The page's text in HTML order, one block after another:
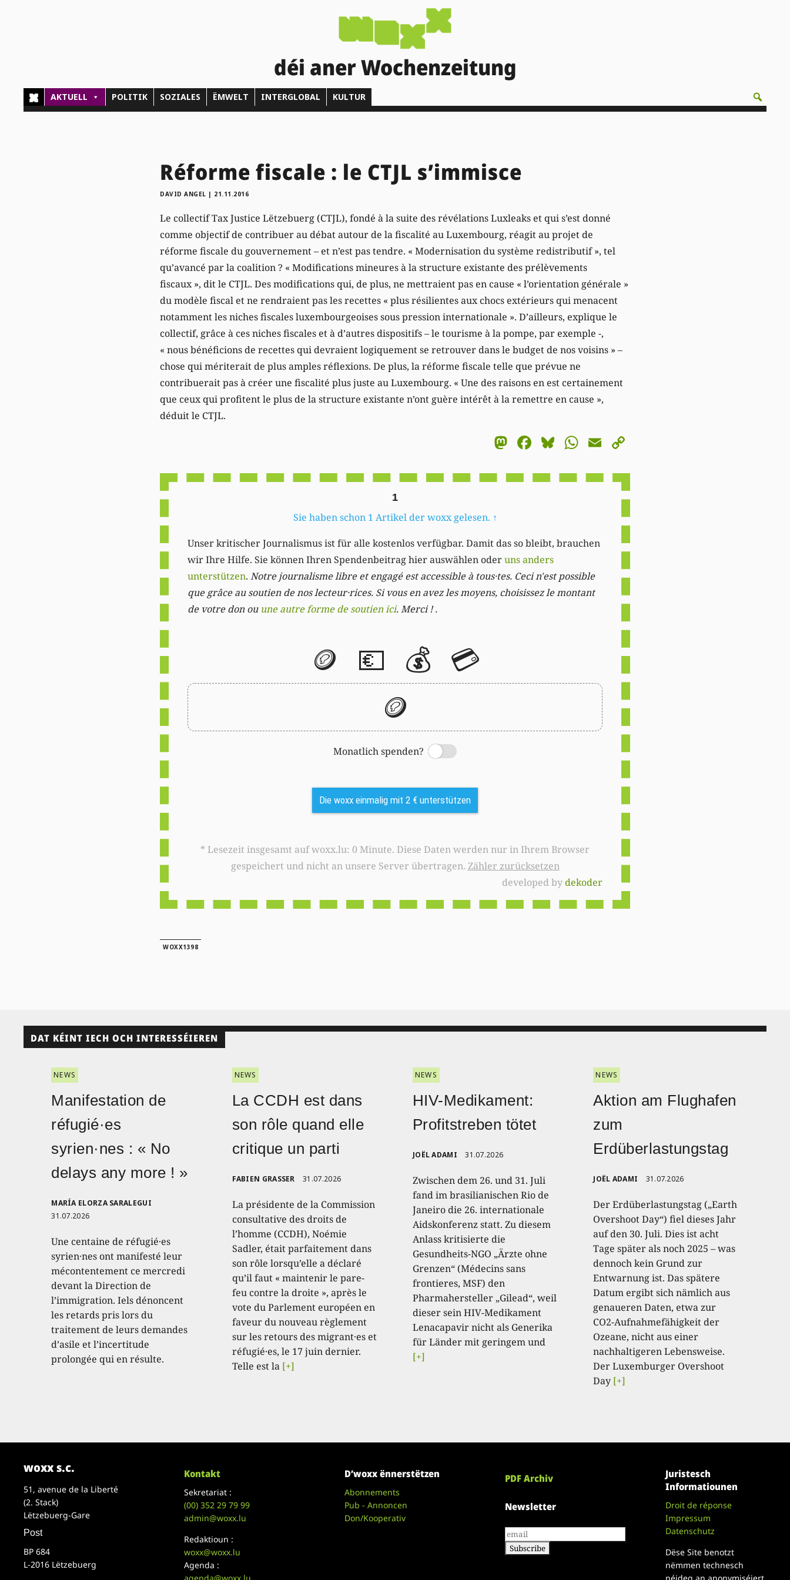
déi aner Wochenzeitung
AKTUELL POLITIK SOZIALES ËMWELT INTERGLOBAL KULTUR
Réforme fiscale : le CTJL s’immisce
DAVID ANGEL | 21.11.2016
Le collectif Tax Justice Lëtzebuerg (CTJL), fondé à la suite des révélations Luxleaks et qui s’est donné
comme objectif de contribuer au débat autour de la fiscalité au Luxembourg, réagit au projet de
réforme fiscale du gouvernement – et n’est pas tendre. « Modernisation du système redistributif », tel
qu’avancé par la coalition ? « Modifications mineures à la structure existante des prélèvements
fiscaux », dit le CTJL. Des modifications qui, de plus, ne mettraient pas en cause « l’orientation générale »
du modèle fiscal et ne rendraient pas les recettes « plus résilientes aux chocs extérieurs qui menacent
notamment les niches fiscales luxembourgeoises sous pression internationale ». D’ailleurs, explique le
collectif, grâce à ces niches fiscales et à d’autres dispositifs – le tourisme à la pompe, par exemple -,
« nous bénéficions de recettes qui devraient logiquement se retrouver dans le budget de nos voisins » –
chose qui mériterait de plus amples réflexions. De plus, la réforme fiscale telle que prévue ne
contribuerait pas à créer une fiscalité plus juste au Luxembourg. « Une des raisons en est certainement
que ceux qui profitent le plus de la structure existante n’ont guère intérêt à la remettre en cause »,
déduit le CTJL.
Mastodon
Facebook
Bluesky
WhatsApp
Email
1
Sie haben schon 1 Artikel der woxx gelesen. ↑
Unser kritischer Journalismus ist für alle kostenlos verfügbar. Damit das so bleibt, brauchen
wir Ihre Hilfe. Sie können Ihren Spendenbeitrag hier auswählen oderuns anders
unterstützen. Notre journalisme libre et engagé est accessible à tous·tes. Ceci n'est possible
que grâce au soutien de nos lecteur·rices. Si vous en avez les moyens, choisissez le montant
de votre don ou une autre forme de soutien ici. Merci ! .
🪙 💶 💰 💳
🪙
Monatlich spenden?
Switch
Die woxx einmalig mit 2 € unterstützen
* Lesezeit insgesamt auf woxx.lu: 0 Minute. Diese Daten werden nur in Ihrem Browser
gespeichert und nicht an unsere Server übertragen. Zähler zurücksetzen
developed bydekoder
WOXX1398
DAT KÉINT IECH OCH INTERESSÉIEREN
NEWS
Manifestation de
réfugié·es
syrien·nes : « No
delays any more ! »
MARÍA ELORZA SARALEGUI
31.07.2026
Une centaine de réfugié·es
syrien·nes ont manifesté leur
mécontentement ce mercredi
devant la Direction de
l’immigration. Iels dénoncent
les retards pris lors du
traitement de leurs demandes
d’asile et l’incertitude
prolongée qui en résulte.
NEWS
La CCDH est dans
son rôle quand elle
critique un parti
FABIEN GRASSER 31.07.2026
La présidente de la Commission
consultative des droits de
l’homme (CCDH), Noémie
Sadler, était parfaitement dans
son rôle lorsqu’elle a déclaré
qu’il faut « maintenir le pare-
feu contre la droite », après le
vote du Parlement européen en
faveur du nouveau règlement
sur les retours des migrant·es et
réfugié·es, le 17 juin dernier.
Telle est la [+]
NEWS
HIV-Medikament:
Profitstreben tötet
JOËL ADAMI 31.07.2026
Zwischen dem 26. und 31. Juli
fand im brasilianischen Rio de
Janeiro die 26. internationale
Aidskonferenz statt. Zu diesem
Anlass kritisierte die
Gesundheits-NGO „Ärzte ohne
Grenzen“ (Médecins sans
frontieres, MSF) den
Pharmahersteller „Gilead“, weil
dieser sein HIV-Medikament
Lenacapavir nicht als Generika
für Länder mit geringem und
[+]
NEWS
Aktion am Flughafen
zum
Erdüberlastungstag
JOËL ADAMI 31.07.2026
Der Erdüberlastungstag („Earth
Overshoot Day“) fiel dieses Jahr
auf den 30. Juli. Dies ist acht
Tage später als noch 2025 – was
dennoch kein Grund zur
Entwarnung ist. Das spätere
Datum ergibt sich nämlich aus
genaueren Daten, etwa zur
CO2-Aufnahmefähigkeit der
Ozeane, nicht aus einer
nachhaltigeren Lebensweise.
Der Luxemburger Overshoot
Day [+]
woxx s.c.
51, avenue de la Liberté
(2. Stack)
Lëtzebuerg-Gare
Post
BP 684
L-2016 Lëtzebuerg
Kontakt
Sekretariat :
(00)352 29 79 99
admin@woxx.lu
Redaktioun :
woxx@woxx.lu
Agenda :
D’woxx ënnerstëtzen
Abonnements
Pub - Annoncen
Don/Kooperativ
PDF Archiv
Newsletter
Juristesch
Informatiounen
Droit de réponse
Impressum
Datenschutz
Dëse Site benotzt
nëmmen technesch